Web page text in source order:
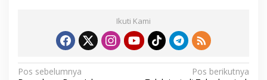
o
er s
A
p
e
gr
a
m
ai
l e
Ikuti Kami
N
Pos sebelumnya
Pos berikutnya